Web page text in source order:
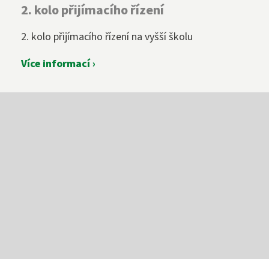
2. kolo přijímacího řízení
2. kolo přijímacího řízení na vyšší školu
Více informací ›